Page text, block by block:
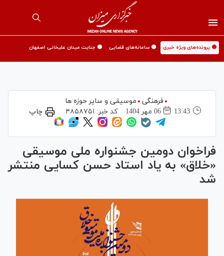
🟡 پرونده‌های ویژه خبری 🟡 سامانه‌های قضایی 🟡 جنایت میدان علیخانی اصفهان
فرهنگی
موسیقی و سایر حوزه ها
13:43
06 مهر 1404 کد خبر: ۴۸۵۸۷۵۱ چاپ
فراخوان دومین جشنواره ملی موسیقی
«خلاق» به یاد استاد حسن کسایی منتشر
شد